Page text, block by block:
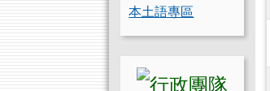
本土語專區